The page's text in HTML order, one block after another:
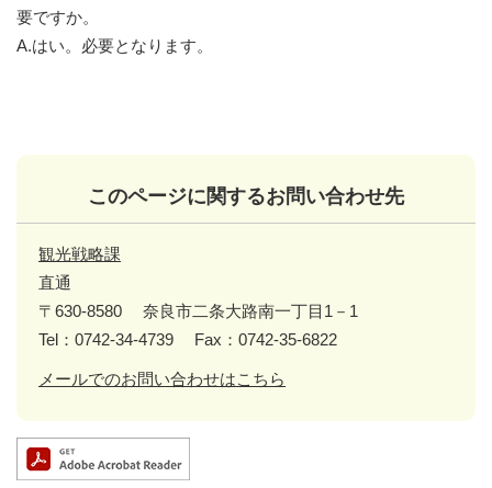
要ですか。
A.はい。必要となります。
このページに関するお問い合わせ先
観光戦略課
直通
〒630-8580
奈良市二条大路南一丁目1－1
Tel：0742-34-4739
Fax：0742-35-6822
メールでのお問い合わせはこちら